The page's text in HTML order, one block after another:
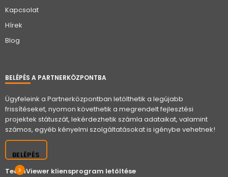
Kapcsolat
Hírek
Blog
BELÉPÉS A PARTNERKÖZPONTBA
Ügyfeleink a Partnerközpontban letölthetik a legújabb
frissítéseket, nyomon követhetik a megrendelt fejlesztési
projektek státuszát, lekérdezhetik számla adataikat, valamint
számos, egyéb kényelmi szolgáltatásokat is igénybe vehetnek!
BELÉPÉS
TeamViewer kliensprogram letöltése